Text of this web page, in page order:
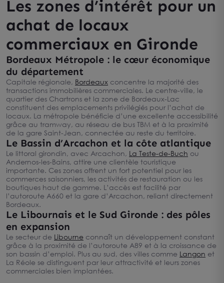
Les zones d’intérêt pour un
achat de locaux
commerciaux en Gironde
Bordeaux Métropole : le cœur économique
du département
Capitale régionale, Bordeaux concentre la majorité des
transactions immobilières commerciales. Le centre-ville, le
quartier des Chartrons et la zone de Bordeaux-Lac
constituent des emplacements privilégiés pour l’achat de
locaux. La métropole bénéficie d’une excellente accessibilité
grâce au tramway, au réseau de bus TBM et à la proximité
de la gare Saint-Jean, connectée au reste du territoire.
Le Bassin d’Arcachon et la côte atlantique
Le littoral girondin, avec Arcachon, La Teste-de-Buch ou
Andernos-les-Bains, attire une clientèle touristique
importante. Ces zones offrent un fort potentiel pour les
commerces saisonniers, les activités de restauration ou les
boutiques haut de gamme. L’accès est facilité par
l’autoroute A660 et la gare d’Arcachon, reliant directement
Bordeaux.
Le Libournais et le Sud Gironde : des pôles
en expansion
Le secteur de Libourne connaît un développement constant
grâce à la proximité de l’autoroute A89 et à la croissance de
son bassin d’emploi. Plus au sud, des villes comme Langon et
La Réole se distinguent par leur attractivité et leurs zones
commerciales bien implantées.